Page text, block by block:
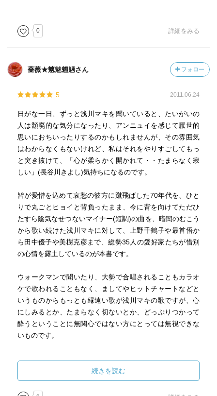
0 詳細をみる
薔薇★魑魅魍魎さん フォロー
5 2011.06.24
日がな一日、ずっと浅川マキを聞いていると、たいがいの
人は頽廃的な気分になったり、アンニュイを感じて厭世的
思いにおちいったりするのかもしれませんが、その雰囲気
はわからなくもないけれど、私はそれをやりすごしてもっ
と突き抜けて、「心が柔らかく開かれて・・たまらなく寂
しい」(長谷川きよし)気持ちになるのです。
皆が愛憎を込めて哀愁の彼方に蹴飛ばした70年代を、ひと
りで丸ごとヒョイと背負ったまま、今に背を向けてただひ
たすら陰気なせつないマイナー(短調)の曲を、暗闇のむこう
から歌い続けた浅川マキに対して、上野千鶴子や最首悟か
ら田中優子や美樹克彦まで、総勢35人の愛好家たちが惜別
の心情を露土しているのが本書です。
ウォークマンで聞いたり、大勢で合唱されることもカラオ
ケで歌われることもなく、ましてやヒットチャートなどと
いうものからもっとも縁遠い歌が浅川マキの歌ですが、心
にしみるとか、たまらなく切ないとか、どっぷりつかって
酔うということに無関心ではない方にとっては無視できな
いものです。
の封を今切る」という文章で書いています。
この曲を自分で訳した彼女は、男の立場で歌うか、女とし
て歌うかゆれていて、結局は前半を男の立場で、後半を死
続きを読む